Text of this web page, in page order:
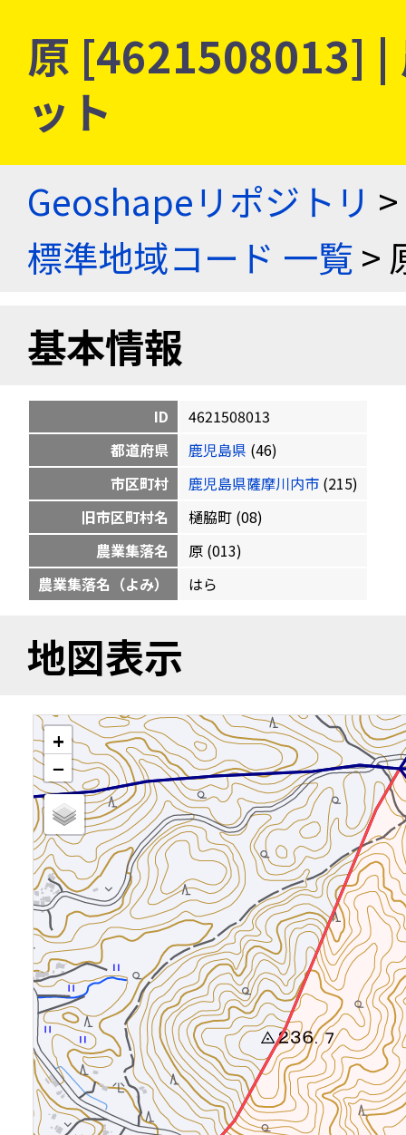
原 [4621508013] |
ット
Geoshapeリポジトリ >
標準地域コード 一覧>
基本情報
ID
4621508013
都道府県
鹿児島県 (46)
市区町村
鹿児島県薩摩川内市 (215)
旧市区町村名
樋脇町 (08)
農業集落名
原 (013)
農業集落名（よみ）
はら
地図表示
+
−